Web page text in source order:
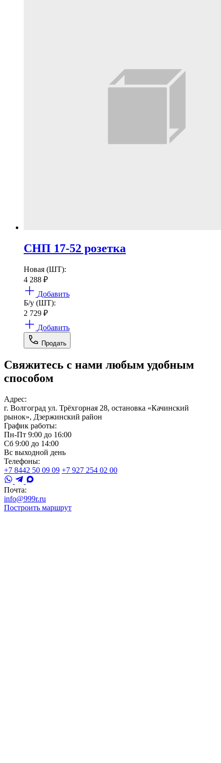
СНП 17-52 розетка
Новая (ШТ):
4 288 ₽
Добавить
Б/у (ШТ):
2 729 ₽
Добавить
Продать
Свяжитесь с нами любым удобным
способом
Адрес:
г. Волгоград ул. Трёхгорная 28, остановка «Качинский
рынок», Дзержинский район
График работы:
Пн-Пт 9:00 до 16:00
Сб 9:00 до 14:00
Вс выходной день
Телефоны:
+7 8442 50 09 09 +7 927 254 02 00
Почта:
info@999r.ru
Построить маршрут